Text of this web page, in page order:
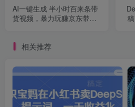
AI一键生成 半小时百来条带
货视频，暴力玩赚京东带
相关推荐